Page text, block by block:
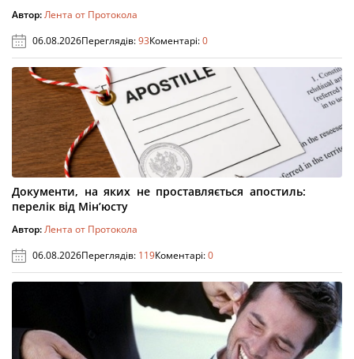
Автор:Лента от Протокола
06.08.2026Переглядів:93Коментарі:0
Документи, на яких не проставляється апостиль:
перелік від Мін’юсту
Автор:Лента от Протокола
06.08.2026Переглядів: 119Коментарі:0